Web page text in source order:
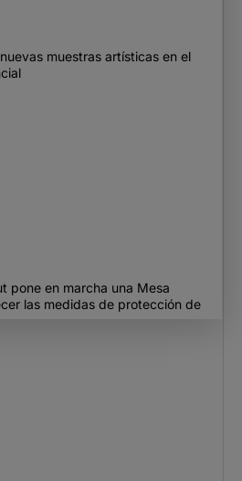
muestras artísticas en el
pone en marcha una Mesa
las medidas de protección de